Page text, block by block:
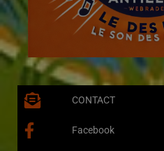
CONTACT
Facebook